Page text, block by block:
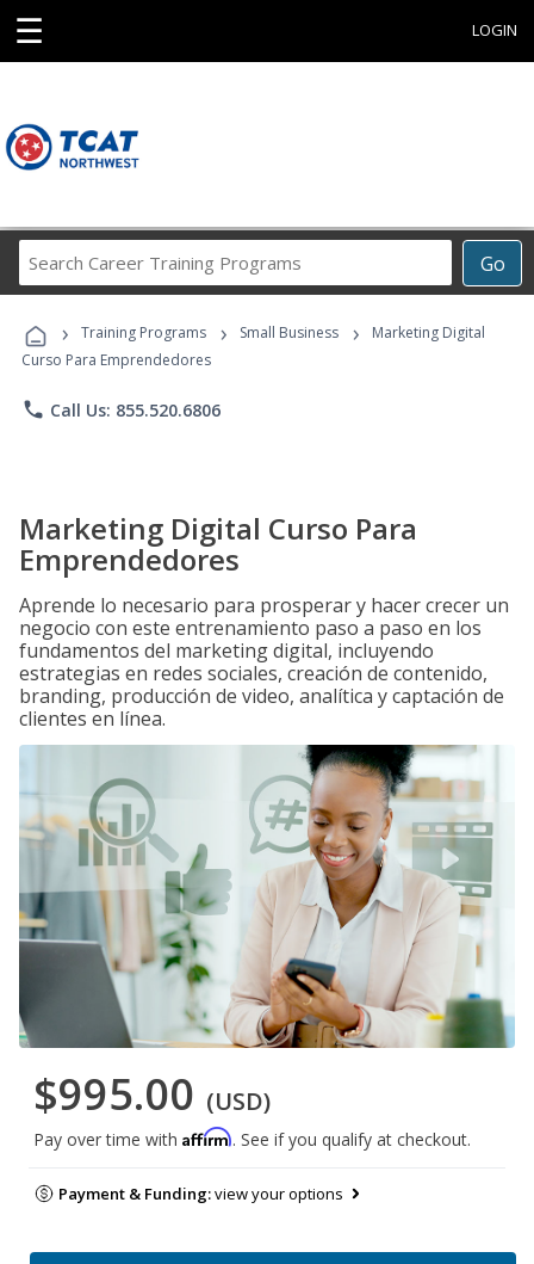
☰ LOGIN
Go
Career
Programs
› Training Programs › Small Business ›
Marketing Digital
Curso Para Emprendedores
phone Call Us: 855.520.6806
Marketing Digital Curso Para
Emprendedores
Aprende lo necesario para prosperar y hacer crecer un
negocio con este entrenamiento paso a paso en los
fundamentos del marketing digital, incluyendo
estrategias en redes sociales, creación de contenido,
branding, producción de video, analítica y captación de
clientes en línea.
$995.00 (USD)
Pay over time with Affirm. See if you qualify at checkout.
Payment & Funding:view your options